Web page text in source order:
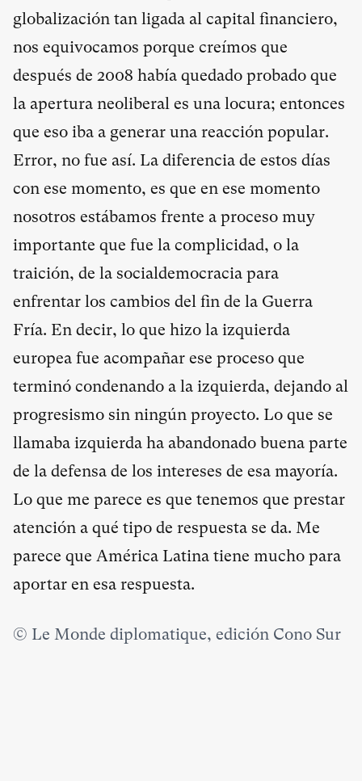
globalización tan ligada al capital financiero,
nos equivocamos porque creímos que
después de 2008 había quedado probado que
la apertura neoliberal es una locura; entonces
que eso iba a generar una reacción popular.
Error, no fue así. La diferencia de estos días
con ese momento, es que en ese momento
nosotros estábamos frente a proceso muy
importante que fue la complicidad, o la
traición, de la socialdemocracia para
enfrentar los cambios del fin de la Guerra
Fría. En decir, lo que hizo la izquierda
europea fue acompañar ese proceso que
terminó condenando a la izquierda, dejando al
progresismo sin ningún proyecto. Lo que se
llamaba izquierda ha abandonado buena parte
de la defensa de los intereses de esa mayoría.
Lo que me parece es que tenemos que prestar
atención a qué tipo de respuesta se da. Me
parece que América Latina tiene mucho para
aportar en esa respuesta.
© Le Monde diplomatique, edición Cono Sur